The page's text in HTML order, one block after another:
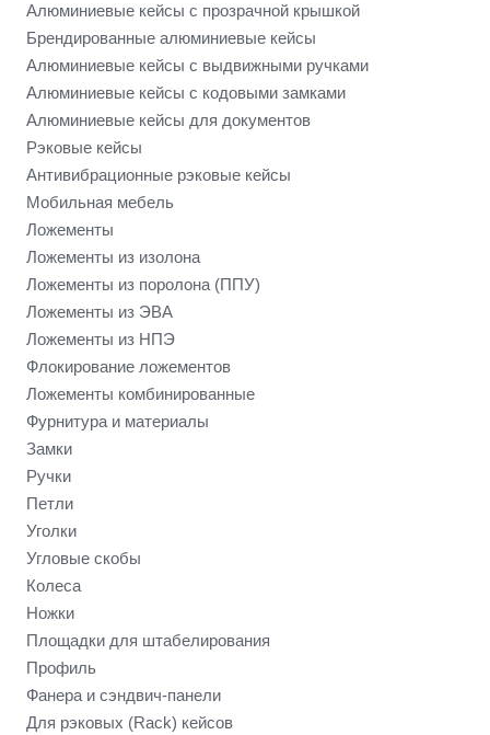
Алюминиевые кейсы с прозрачной крышкой
Брендированные алюминиевые кейсы
Алюминиевые кейсы с выдвижными ручками
Алюминиевые кейсы с кодовыми замками
Алюминиевые кейсы для документов
Рэковые кейсы
Антивибрационные рэковые кейсы
Мобильная мебель
Ложементы
Ложементы из изолона
Ложементы из поролона (ППУ)
Ложементы из ЭВА
Ложементы из НПЭ
Флокирование ложементов
Ложементы комбинированные
Фурнитура и материалы
Замки
Ручки
Петли
Уголки
Угловые скобы
Колеса
Ножки
Площадки для штабелирования
Профиль
Фанера и сэндвич-панели
Для рэковых (Rack) кейсов